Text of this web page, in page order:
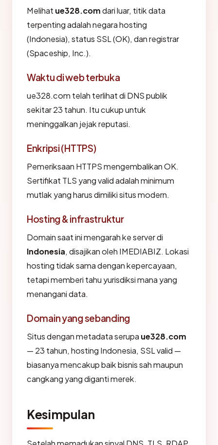
Melihat ue328.comdari luar, titik data
terpenting adalah negara hosting
(Indonesia), status SSL (OK), dan registrar
(Spaceship, Inc.).
Waktu di web terbuka
ue328.com telah terlihat di DNS publik
sekitar 23 tahun. Itu cukup untuk
meninggalkan jejak reputasi.
Enkripsi (HTTPS)
Pemeriksaan HTTPS mengembalikan OK.
Sertifikat TLS yang valid adalah minimum
mutlak yang harus dimiliki situs modern.
Hosting & infrastruktur
Domain saat ini mengarah ke server di
Indonesia, disajikan oleh IMEDIABIZ. Lokasi
hosting tidak sama dengan kepercayaan,
tetapi memberi tahu yurisdiksi mana yang
menangani data.
Domain yang sebanding
Situs dengan metadata serupa ue328.com
— 23 tahun, hosting Indonesia, SSL valid —
biasanya mencakup baik bisnis sah maupun
cangkang yang diganti merek.
Kesimpulan